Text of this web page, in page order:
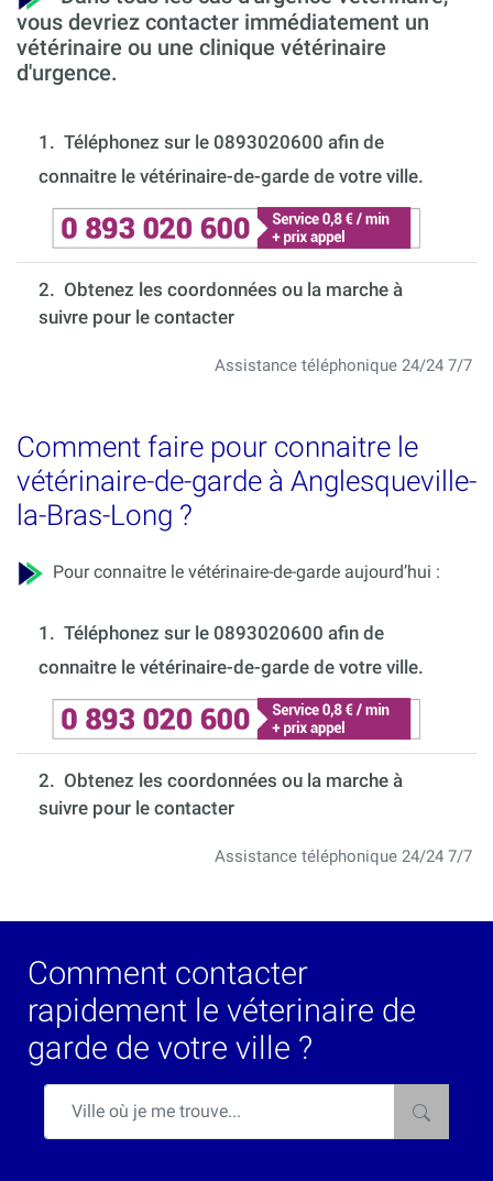
vous devriez contacter immédiatement un
vétérinaire ou une clinique vétérinaire
d'urgence.
1. Téléphonez sur le 0893020600 afin de
connaitre le vétérinaire-de-garde de votre ville.
2. Obtenez les coordonnées ou la marche à
suivre pour le contacter
Assistance téléphonique 24/24 7/7
Comment faire pour connaitre le
vétérinaire-de-garde à Anglesqueville-
la-Bras-Long ?
Pour connaitre le vétérinaire-de-garde aujourd’hui :
1. Téléphonez sur le 0893020600 afin de
connaitre le vétérinaire-de-garde de votre ville.
2. Obtenez les coordonnées ou la marche à
suivre pour le contacter
Assistance téléphonique 24/24 7/7
Comment contacter
rapidement le véterinaire de
garde de votre ville ?